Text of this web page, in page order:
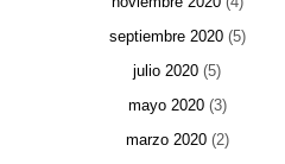
septiembre 2020(5)
julio 2020 (5)
mayo 2020(3)
marzo 2020(2)